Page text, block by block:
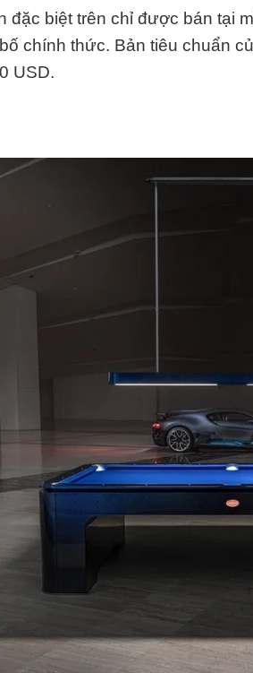
đặc biệt trên chỉ được bán tại
chính thức. Bản tiêu chuẩn
USD.